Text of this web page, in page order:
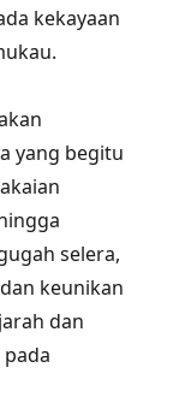
kekayaan
yang begitu
selera,
keunikan
dan